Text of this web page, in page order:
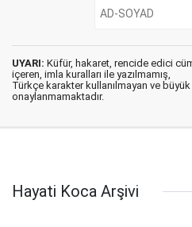
UYARI: Küfür, hakaret, rencide edici
içeren, imla kuralları ile yazılmamış,
Türkçe karakter kullanılmayan ve
onaylanmamaktadır.
Hayati Koca Arşivi